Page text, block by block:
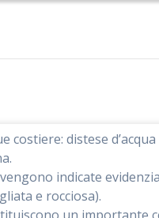
costiere: distese
indicate
e rocciosa).